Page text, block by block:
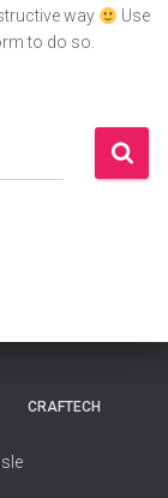
way
Use
to do so.
CRAFTECH